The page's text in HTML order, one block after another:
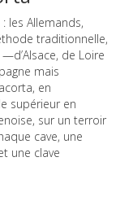
les Allemands,
traditionnelle,
de Loire
mais
en
supérieur en
sur un terroir
cave, une
une clave